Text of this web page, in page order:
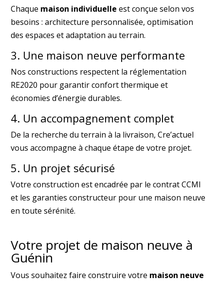
Chaque maison individuelle est conçue selon vos
besoins : architecture personnalisée, optimisation
des espaces et adaptation au terrain.
3. Une maison neuve performante
Nos constructions respectent la réglementation
RE2020 pour garantir confort thermique et
économies d’énergie durables.
4. Un accompagnement complet
De la recherche du terrain à la livraison, Cre’actuel
vous accompagne à chaque étape de votre projet.
5. Un projet sécurisé
Votre construction est encadrée par le contrat CCMI
et les garanties constructeur pour une maison neuve
en toute sérénité.
Votre projet de maison neuve à
Guénin
Vous souhaitez faire construire votre maison neuve